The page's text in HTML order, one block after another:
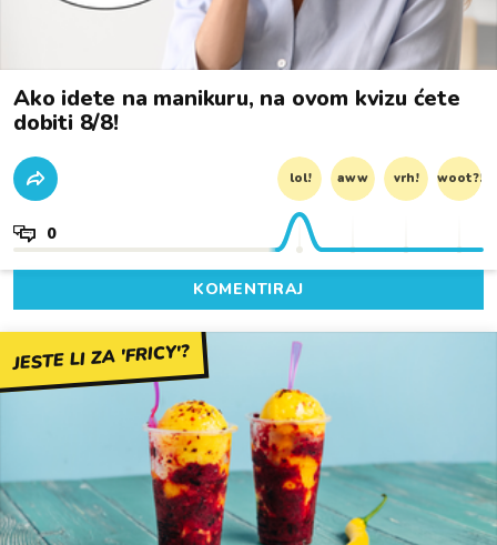
Ako idete na manikuru, na ovom kvizu ćete
dobiti 8/8!
lol! aww vrh! woot?!
0
KOMENTIRAJ
JESTE LI ZA 'FRICY'?